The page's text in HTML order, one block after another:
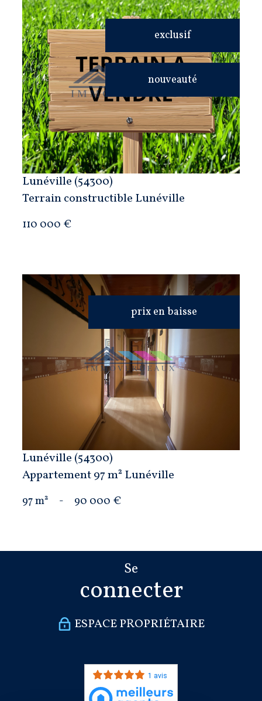
exclusif
nouveauté
VOIR LE BIEN
Lunéville (54300)
Terrain constructible Lunéville
110 000 €
prix en baisse
VOIR LE BIEN
Lunéville (54300)
Appartement 97 m² Lunéville
97 m² - 90 000 €
Se
connecter
ESPACE PROPRIÉTAIRE
1 avis